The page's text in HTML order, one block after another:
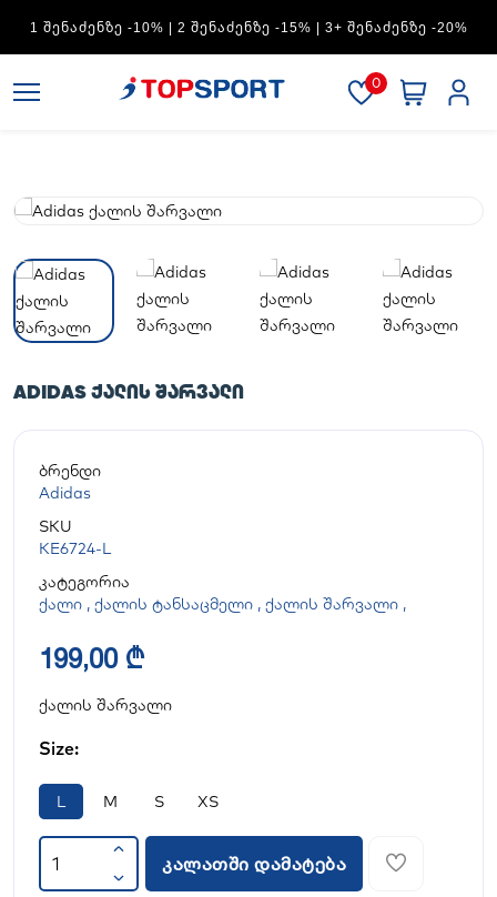
ᲨᲔᲜᲐᲫᲔᲜᲖᲔ -30%
0
ADIDAS ᲥᲐᲚᲘᲡ ᲨᲐᲠᲕᲐᲚᲘ
ბრენდი
Adidas
SKU
KE6724-L
კატეგორია
ქალი , ქალის ტანსაცმელი , ქალის შარვალი ,
199,00 ₾
ქალის შარვალი
Size:
L M S XS
კალათში დამატება